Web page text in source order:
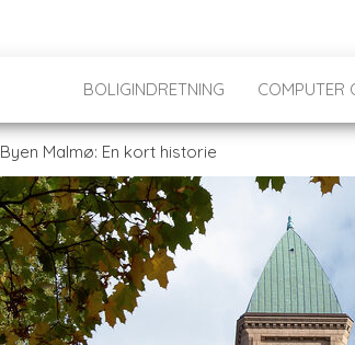
BOLIGINDRETNING COMPUTER
Byen Malmø: En kort historie